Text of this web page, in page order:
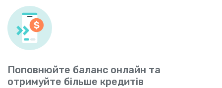
Поповнюйте баланс онлайн та
отримуйте більше кредитів